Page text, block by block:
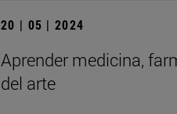
20 | 05 | 2024
Aprender medicina,
del arte